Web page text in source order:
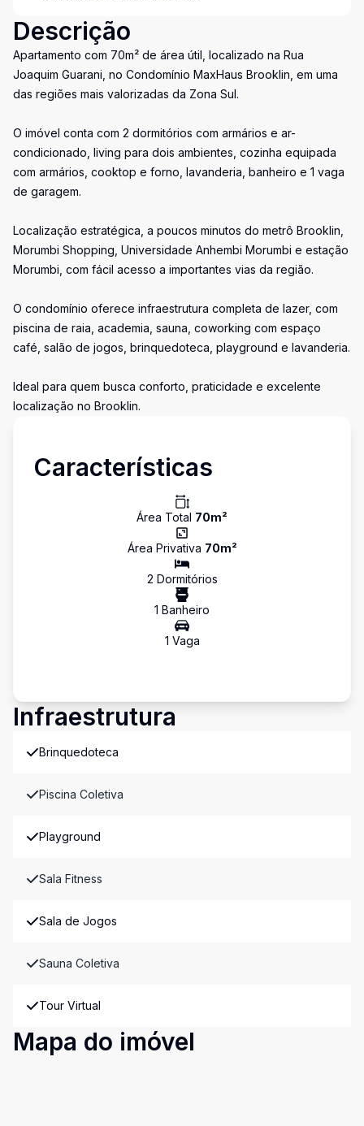
Descrição
Apartamento com 70m² de área útil, localizado na Rua
Joaquim Guarani, no Condomínio MaxHaus Brooklin, em uma
das regiões mais valorizadas da Zona Sul.
O imóvel conta com 2 dormitórios com armários e ar-
condicionado, living para dois ambientes, cozinha equipada
com armários, cooktop e forno, lavanderia, banheiro e 1 vaga
de garagem.
Localização estratégica, a poucos minutos do metrô Brooklin,
Morumbi Shopping, Universidade Anhembi Morumbi e estação
Morumbi, com fácil acesso a importantes vias da região.
O condomínio oferece infraestrutura completa de lazer, com
piscina de raia, academia, sauna, coworking com espaço
café, salão de jogos, brinquedoteca, playground e lavanderia.
Ideal para quem busca conforto, praticidade e excelente
localização no Brooklin.
Características
Área Total 70m²
Área Privativa 70m²
2 Dormitórios
1 Banheiro
1 Vaga
Infraestrutura
Brinquedoteca
Piscina Coletiva
Playground
Sala Fitness
Sala de Jogos
Sauna Coletiva
Tour Virtual
Mapa do imóvel